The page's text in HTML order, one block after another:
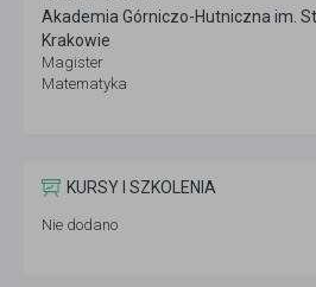
Akademia Górniczo-Hutniczna im.
Krakowie
Magister
Matematyka
KURSY I SZKOLENIA
Nie dodano